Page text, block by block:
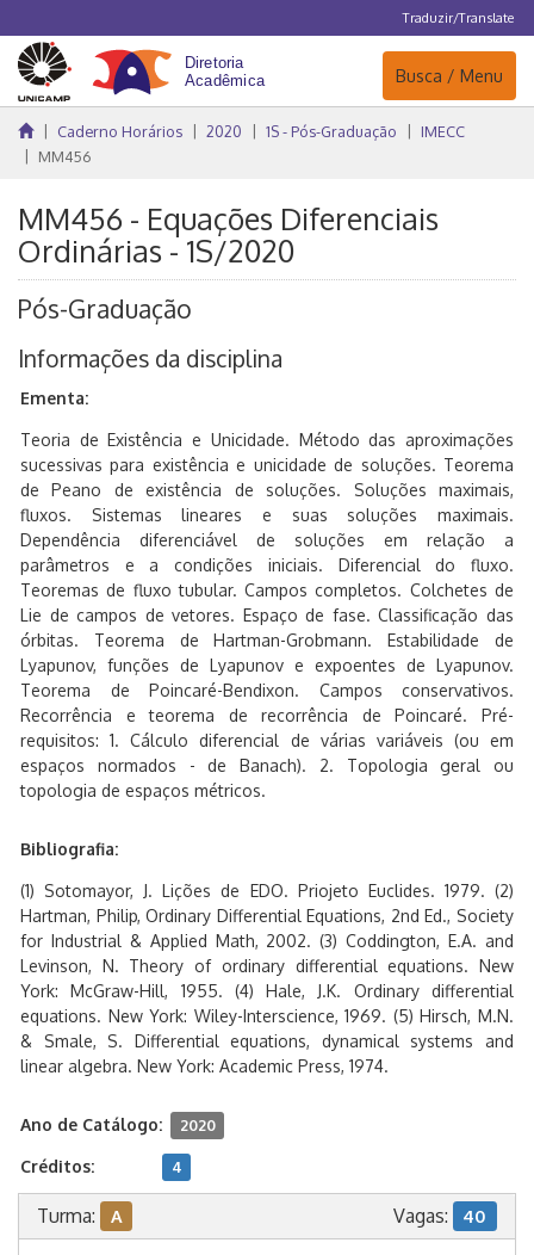
Traduzir/Translate
Navegação
Busca / Menu
Caderno Horários 2020 1S - Pós-Graduação
IMECC
MM456
MM456 - Equações Diferenciais
Ordinárias - 1S/2020
Pós-Graduação
Informações da disciplina
Ementa:
Teoria de Existência e Unicidade. Método das aproximações
sucessivas para existência e unicidade de soluções. Teorema
de Peano de existência de soluções. Soluções maximais,
fluxos. Sistemas lineares e suas soluções maximais.
Dependência diferenciável de soluções em relação a
parâmetros e a condições iniciais. Diferencial do fluxo.
Teoremas de fluxo tubular. Campos completos. Colchetes de
Lie de campos de vetores. Espaço de fase. Classificação das
órbitas. Teorema de Hartman-Grobmann. Estabilidade de
Lyapunov, funções de Lyapunov e expoentes de Lyapunov.
Teorema de Poincaré-Bendixon. Campos conservativos.
Recorrência e teorema de recorrência de Poincaré. Pré-
requisitos: 1. Cálculo diferencial de várias variáveis (ou em
espaços normados - de Banach). 2. Topologia geral ou
topologia de espaços métricos.
Bibliografia:
(1) Sotomayor, J. Lições de EDO. Priojeto Euclides. 1979. (2)
Hartman, Philip, Ordinary Differential Equations, 2nd Ed., Society
for Industrial & Applied Math, 2002. (3) Coddington, E.A. and
Levinson, N. Theory of ordinary differential equations. New
York: McGraw-Hill, 1955. (4) Hale, J.K. Ordinary differential
equations. New York: Wiley-Interscience, 1969. (5) Hirsch, M.N.
& Smale, S. Differential equations, dynamical systems and
linear algebra. New York: Academic Press, 1974.
Ano de Catálogo: 2020
Créditos: 4
Turma: A Vagas: 40